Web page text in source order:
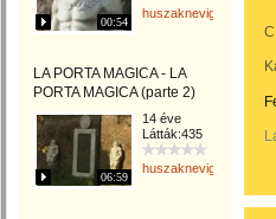
00:54
huszaknevighgabriella
LA PORTA MAGICA - LA
PORTA MAGICA (parte 2)
06:59
14 éve
Látták:435
huszaknevighgabriella